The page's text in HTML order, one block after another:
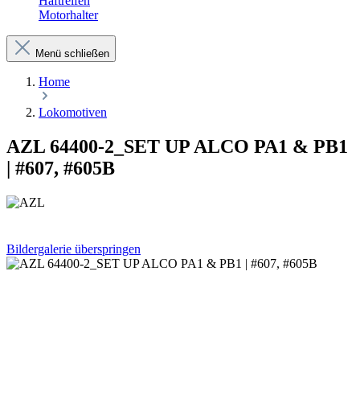
Motorhalter
Menü schließen
Home
Lokomotiven
AZL 64400-2_SET UP ALCO PA1 & PB1
| #607, #605B
Bildergalerie überspringen